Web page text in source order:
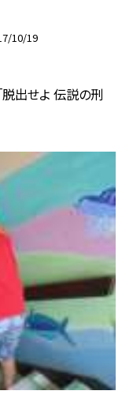
10/19
脱出せよ 伝説の刑